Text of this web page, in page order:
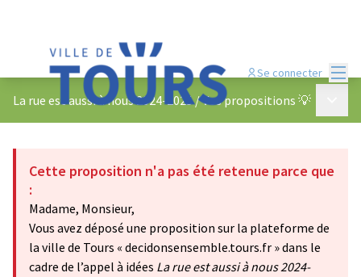
Se connecter
La rue est aussi à nous 2024-2025 /Vos propositions 💡
Cette proposition n'a pas été retenue parce que
:
Madame, Monsieur,
Vous avez déposé une proposition sur la plateforme de
la ville de Tours « decidonsensemble.tours.fr » dans le
cadre de l’appel à idées La rue est aussi à nous 2024-